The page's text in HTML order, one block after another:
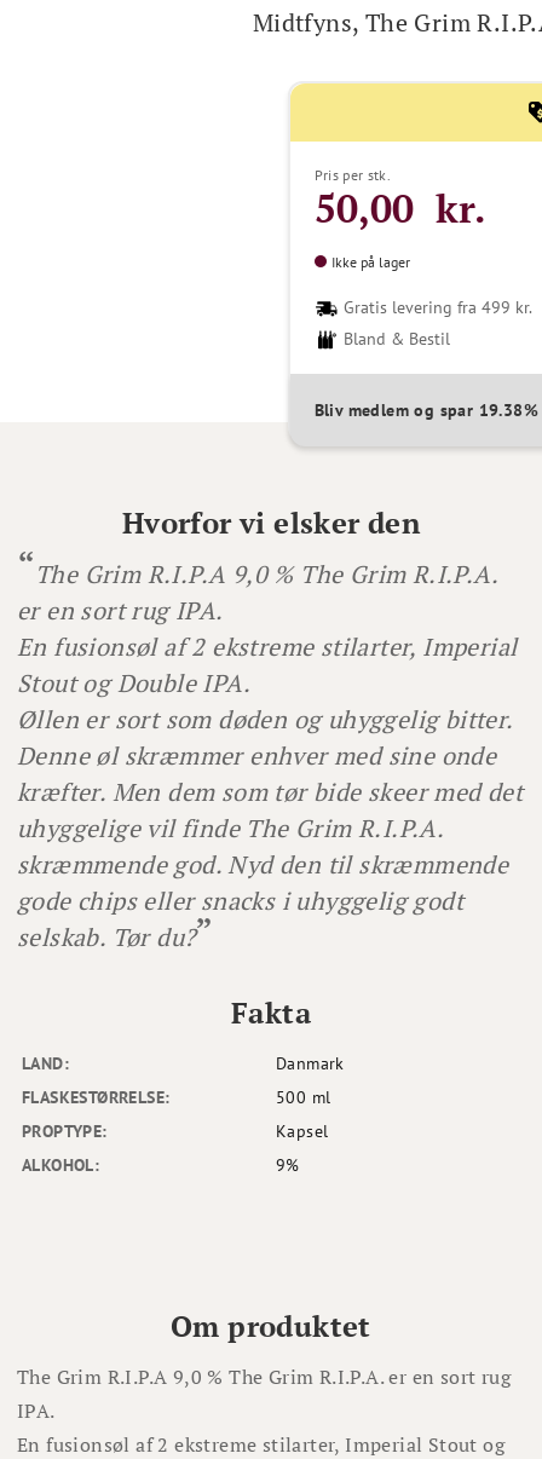
Midtfyns, The Grim
Pris per stk.
50,00 kr.
Gratis levering fra 499 kr.
Bland & Bestil
Ikke på lager
Bliv medlem og spar
Hvorfor vi elsker den
The Grim R.I.P.A 9,0 % The Grim R.I.P.A.
er en sort rug IPA.
En fusionsøl af 2 ekstreme stilarter, Imperial
Stout og Double IPA.
Øllen er sort som døden og uhyggelig bitter.
Denne øl skræmmer enhver med sine onde
kræfter. Men dem som tør bide skeer med det
uhyggelige vil finde The Grim R.I.P.A.
skræmmende god. Nyd den til skræmmende
gode chips eller snacks i uhyggelig godt
selskab. Tør du?
LAND:
Danmark
FLASKESTØRRELSE:
500 ml
PROPTYPE:
Kapsel
ALKOHOL:
9%
Fakta
Om produktet
The Grim R.I.P.A 9,0 % The Grim R.I.P.A. er en sort rug
IPA.
En fusionsøl af 2 ekstreme stilarter, Imperial Stout og